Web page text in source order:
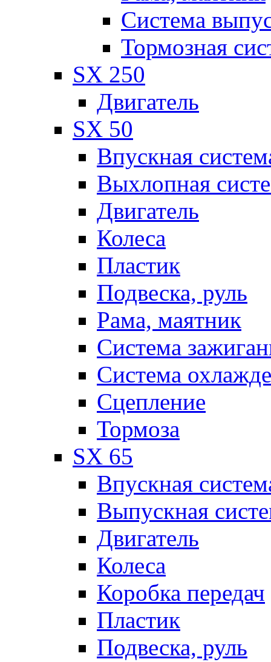
Система
Тормозная
SX 250
Двигатель
SX 50
Впускная
Выхлопная
Двигатель
Колеса
Пластик
Подвеска, руль
Рама, маятник
Система
Система
Сцепление
Тормоза
SX 65
Впускная
Выпускная
Двигатель
Колеса
Коробка передач
Пластик
Подвеска, руль